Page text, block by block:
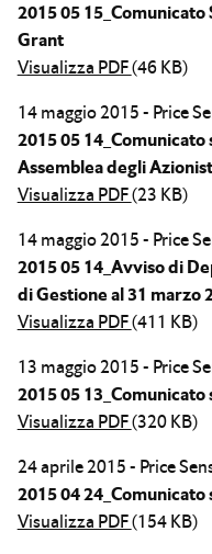
2015 05 15_Comunicato
Grant
Visualizza PDF(46 KB)
14 maggio 2015 - Price
2015 05
Assemblea degli
Visualizza PDF(23 KB)
14 maggio 2015 - Price
2015 05 14_Avviso di
di Gestione al 31 marzo
Visualizza PDF(411 KB)
13 maggio 2015 - Price
2015 05
Visualizza PDF(320 KB)
24 aprile 2015 - Price
2015 04 24_Comunicato
Visualizza PDF(154 KB)